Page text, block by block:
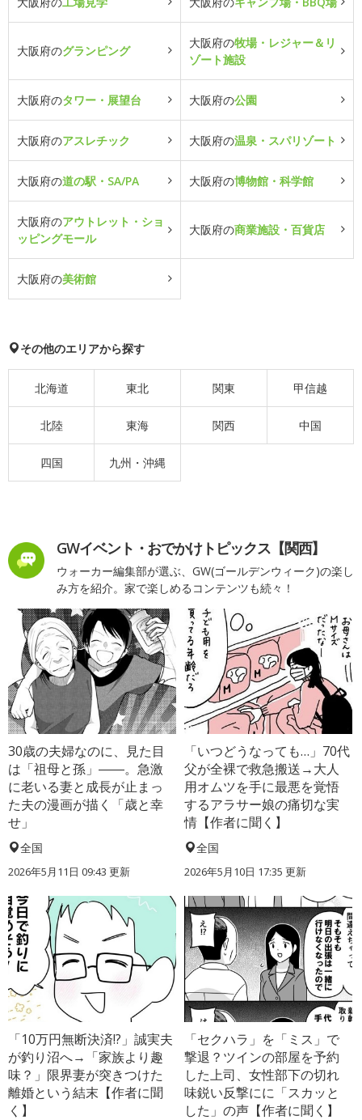
大阪府のグランピング
大阪府の牧場・レジャー＆リ
ゾート施設
大阪府のタワー・展望台 大阪府の公園
大阪府のアスレチック 大阪府の温泉・スパリゾート
大阪府の道の駅・SA/PA 大阪府の博物館・科学館
大阪府のアウトレット・ショ
ッピングモール
大阪府の商業施設・百貨店
大阪府の美術館
その他のエリアから探す
北海道 東北 関東 甲信越
北陸 東海 関西 中国
四国 九州・沖縄
GWイベント・おでかけトピックス【関西】
ウォーカー編集部が選ぶ、GW(ゴールデンウィーク)の楽し
み方を紹介。家で楽しめるコンテンツも続々！
30歳の夫婦なのに、見た目
は「祖母と孫」――。急激
に老いる妻と成長が止まっ
た夫の漫画が描く「歳と幸
せ」
全国
2026年5月11日 09:43 更新
「いつどうなっても…」70代
父が全裸で救急搬送→大人
用オムツを手に最悪を覚悟
するアラサー娘の痛切な実
情【作者に聞く】
全国
2026年5月10日 17:35 更新
「10万円無断決済!?」誠実夫
が釣り沼へ→「家族より趣
味？」限界妻が突きつけた
離婚という結末【作者に聞
く】
「セクハラ」を「ミス」で
撃退？ツインの部屋を予約
した上司、女性部下の切れ
味鋭い反撃にに「スカッと
した」の声【作者に聞く】